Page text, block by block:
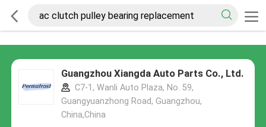
Guangzhou Xiangda Auto Parts Co., Ltd.
C7-1, Wanli Auto Plaza, No. 59,
Guangyuanzhong Road, Guangzhou,
China,China